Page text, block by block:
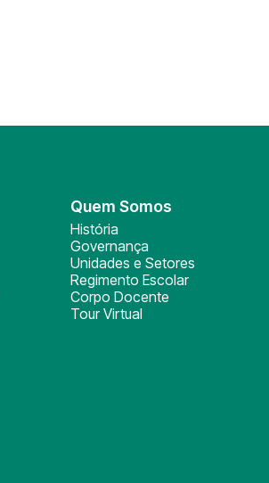
Quem Somos
História
Governança
Unidades e Setores
Regimento Escolar
Corpo Docente
Tour Virtual